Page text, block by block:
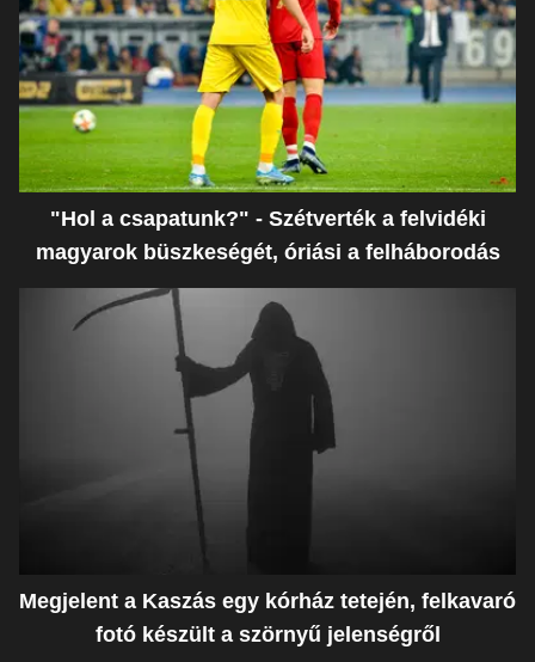
"Hol a csapatunk?" - Szétverték a felvidéki
magyarok büszkeségét, óriási a felháborodás
Megjelent a Kaszás egy kórház tetején, felkavaró
fotó készült a szörnyű jelenségről